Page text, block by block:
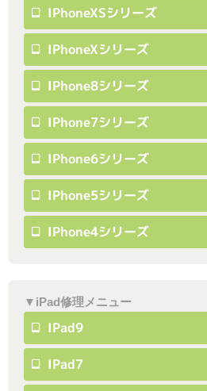
IPhoneXSシリーズ
IPhoneXシリーズ
IPhone8シリーズ
IPhone7シリーズ
IPhone6シリーズ
IPhone5シリーズ
IPhone4シリーズ
▼iPad修理メニュー
IPad9
IPad7